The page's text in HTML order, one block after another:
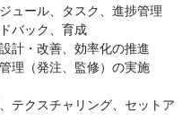
ュール、タスク、進捗管理
バック、育成
計・改善、効率化の推進
理（発注、監修）の実施
テクスチャリング、セットア